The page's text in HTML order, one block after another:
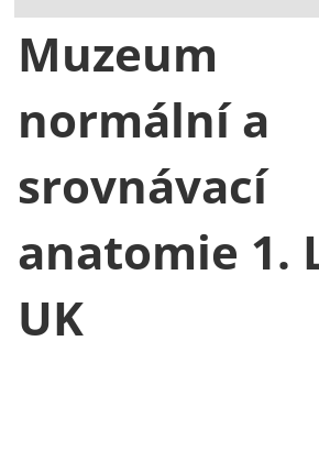
Muzeum
normální a
srovnávací
anatomie 1.
UK